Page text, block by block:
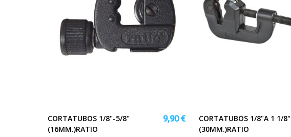
CORTATUBOS 1/8"-5/8"
(16MM.)RATIO
9,90 €
CORTATUBOS 1/8"A 1 1/8"
(30MM.)RATIO